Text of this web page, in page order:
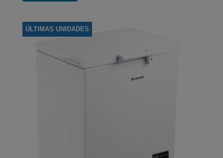
ÚLTIMAS UNIDADES